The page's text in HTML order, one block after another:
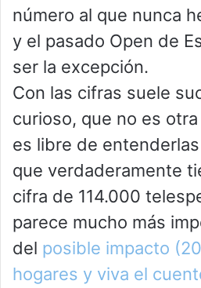
número al que nunca
y el pasado Open de
ser la excepción.
Con las cifras suele
curioso, que no es
es libre de
que verdaderamente
cifra de 114.000
parece mucho más
del posible impacto
hogares y viva el